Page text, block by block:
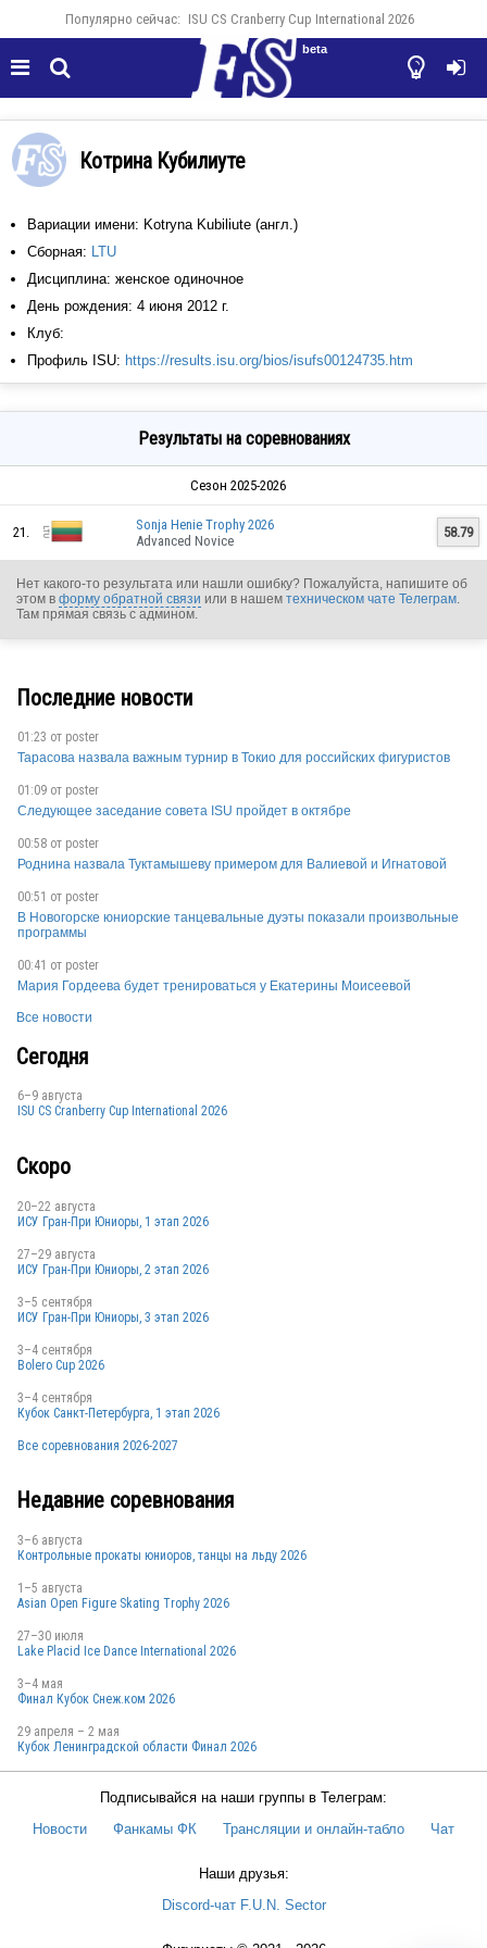
Популярно сейчас: ISU CS Cranberry Cup International 2026
  

beta
Котрина Кубилиуте
Вариации имени: Kotryna Kubiliute (англ.)
Сборная: LTU
Дисциплина: женское одиночное
День рождения: 4 июня 2012 г.
Клуб:
Профиль ISU: https://results.isu.org/bios/isufs00124735.htm
Результаты на соревнованиях
Сезон 2025-2026
21.
Sonja Henie Trophy 2026
Advanced Novice
58.79
Нет какого-то результата или нашли ошибку? Пожалуйста, напишите об
этом в форму обратной связи или в нашем техническом чате Телеграм.
Там прямая связь с админом.
Последние новости
01:23 от poster
Тарасова назвала важным турнир в Токио для российских фигуристов
01:09 от poster
Следующее заседание совета ISU пройдет в октябре
00:58 от poster
Роднина назвала Туктамышеву примером для Валиевой и Игнатовой
00:51 от poster
В Новогорске юниорские танцевальные дуэты показали произвольные
программы
00:41 от poster
Мария Гордеева будет тренироваться у Екатерины Моисеевой
Все новости
Сегодня
6–9 августа
ISU CS Cranberry Cup International 2026
Скоро
20–22 августа
ИСУ Гран-При Юниоры, 1 этап 2026
27–29 августа
ИСУ Гран-При Юниоры, 2 этап 2026
3–5 сентября
ИСУ Гран-При Юниоры, 3 этап 2026
3–4 сентября
Bolero Cup 2026
3–4 сентября
Кубок Санкт-Петербурга, 1 этап 2026
Все соревнования 2026-2027
Недавние соревнования
3–6 августа
Контрольные прокаты юниоров, танцы на льду 2026
1–5 августа
Asian Open Figure Skating Trophy 2026
27–30 июля
Lake Placid Ice Dance International 2026
3–4 мая
Финал Кубок Снеж.ком 2026
29 апреля – 2 мая
Кубок Ленинградской области Финал 2026
Подписывайся на наши группы в Телеграм:
Новости
Фанкамы ФК Трансляции и онлайн-табло Чат
Наши друзья:
Discord-чат F.U.N. Sector